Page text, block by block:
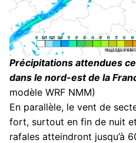
Précipitations attendues
dans le nord-est de la
modèle WRF NMM)
En parallèle, le vent de
fort, surtout en fin de nuit
rafales atteindront jusqu’à